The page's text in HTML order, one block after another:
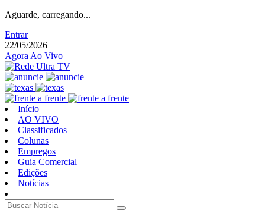
Aguarde, carregando...
Entrar
22/05/2026
Agora Ao Vivo
Início
AO VIVO
Classificados
Colunas
Empregos
Guia Comercial
Edições
Notícias